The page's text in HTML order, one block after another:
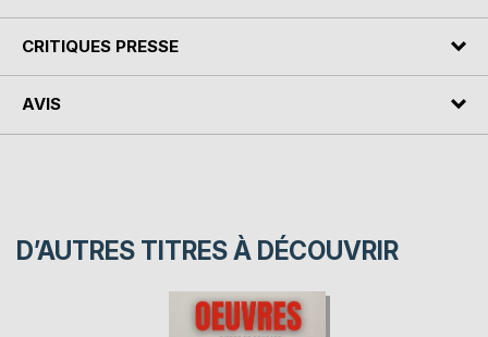
CRITIQUES PRESSE
AVIS
D’AUTRES TITRES À DÉCOUVRIR